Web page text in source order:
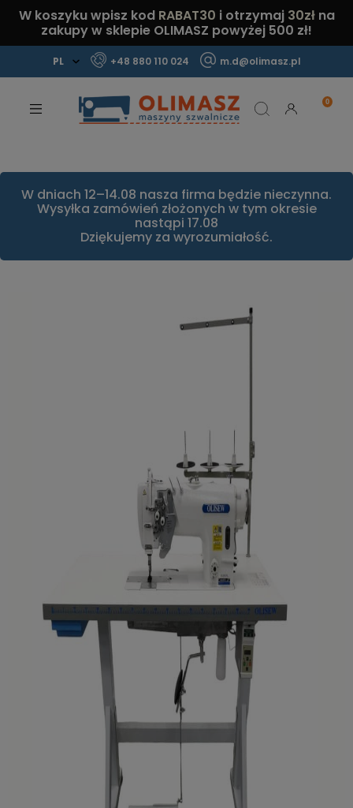
W koszyku wpisz kod RABAT30 i otrzymaj 30złna
zakupy w sklepie OLIMASZ powyżej 500 zł!
+48 880 110 024 m.d@olimasz.pl
Sprawdź!
W dniach 12–14.08 nasza firma będzie nieczynna.
Wysyłka zamówień złożonych w tym okresie
nastąpi 17.08
Dziękujemy za wyrozumiałość.